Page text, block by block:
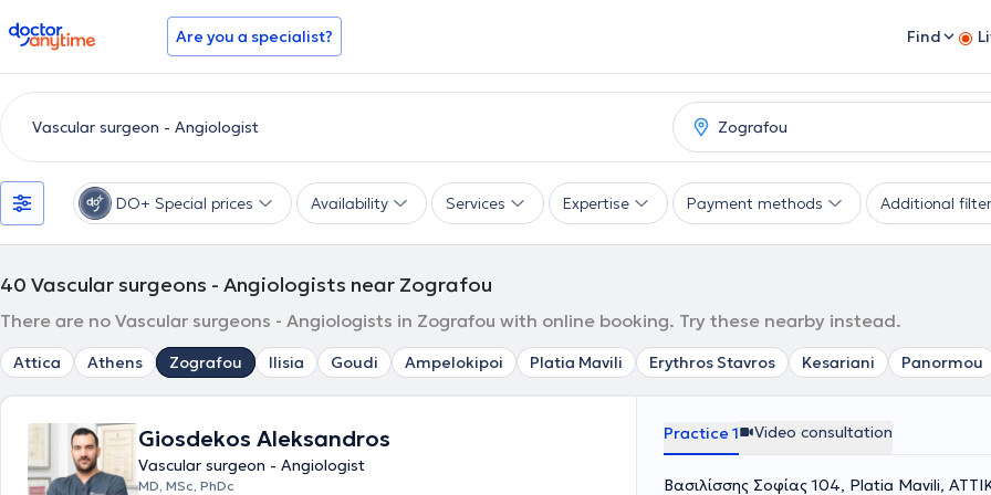
doctoranytime Are you a specialist? Find
DO+ Special prices Availability Services Expertise Payment methods Additional
40 Vascular surgeons - Angiologists near Zografou
There are no Vascular surgeons - Angiologists in Zografou with online booking. Try these nearby instead.
Attica Athens Zografou Ilisia Goudi Ampelokipoi Platia Mavili Erythros Stavros Kesariani Panormou
Giosdekos Aleksandros
Vascular surgeon - Angiologist
MD, MSc, PhDc
Practice 1 Video consultation
Βασιλίσσης Σοφίας 104, Platia Mavili,